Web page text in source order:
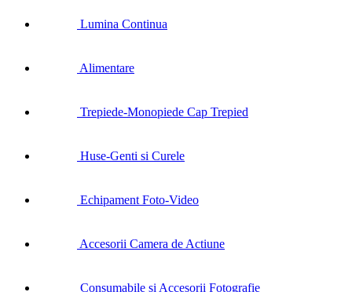
Lumina Continua
Alimentare
Trepiede-Monopiede Cap Trepied
Huse-Genti si Curele
Echipament Foto-Video
Accesorii Camera de Actiune
Consumabile si Accesorii Fotografie